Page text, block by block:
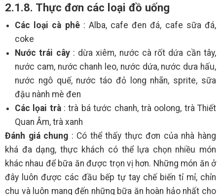
2.1.8. Thực đơn các loại đồ uống
Các loại cà phê: Alba, cafe đen đá, cafe sữa đá,
coke
Nước trái cây: dừa xiêm, nước cà rốt dứa cần tây,
nước cam, nước chanh leo, nước dứa, nước dưa hấu,
nước ngô quế, nước táo đỏ long nhãn, sprite, sữa
đậu nành mè đen
Các lọai trà: trà bá tước chanh, trà oolong, trà Thiết
Quan Âm, trà xanh
Đánh giá chung : Có thể thấy thực đơn của nhà hàng
khá đa dạng, thực khách có thể lựa chọn nhiều món
khác nhau để bữa ăn được trọn vị hơn. Những món ăn ở
đây luôn được các đầu bếp tự tay chế biến tỉ mỉ, chỉn
chu và luôn mang đến những bữa ăn hoàn hảo nhất cho